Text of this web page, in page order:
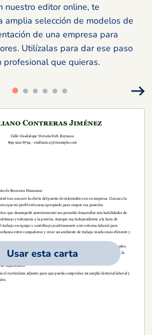
nuestro editor online, te
amplia selección de modelos de
de una empresa para
Utilízalas para dar ese paso
profesional que quieras.
Usar esta carta